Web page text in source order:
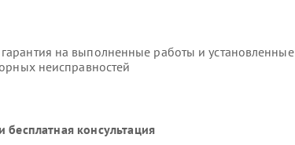
на выполненные работы и установленные
неисправностей
консультация